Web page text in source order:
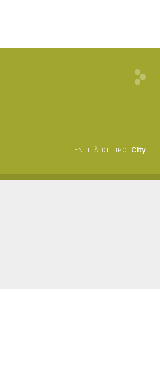
ENTITÀ DI TIPO: City